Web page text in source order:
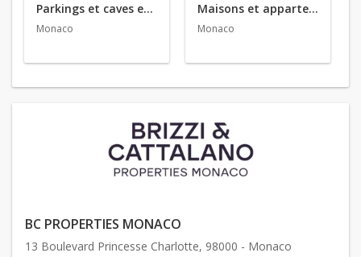
Parkings et caves en vente
Monaco
Maisons et appartements en vente
Monaco
BC PROPERTIES MONACO
13 Boulevard Princesse Charlotte, 98000 - Monaco